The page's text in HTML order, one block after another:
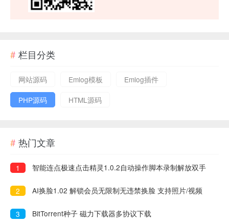
栏目分类
网站源码 Emlog模板
Emlog插件
PHP源码
HTML源码
热门文章
1 智能连点极速点击精灵1.0.2自动操作脚本录制解放双手
2 AI换脸1.02 解锁会员无限制无违禁换脸 支持照片/视频
3 BitTorrent种子 磁力下载器多协议下载